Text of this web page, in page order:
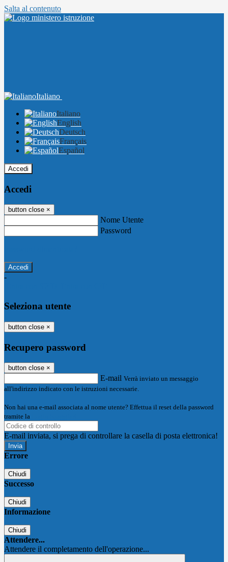
Salta al contenuto
Italiano
Italiano
English
Deutsch
Français
Español
Accedi
Accedi
button close ×
Nome Utente
Password
-
Seleziona utente
button close ×
Recupero password
button close ×
E-mail Verrà inviato un messaggio
all'indirizzo indicato con le istruzioni necessarie.
Non hai una e-mail associata al nome utente? Effettua il reset della password
tramite la
E-mail inviata, si prega di controllare la casella di posta elettronica!
Errore
Chiudi
Successo
Chiudi
Informazione
Chiudi
Attendere...
Attendere il completamento dell'operazione...